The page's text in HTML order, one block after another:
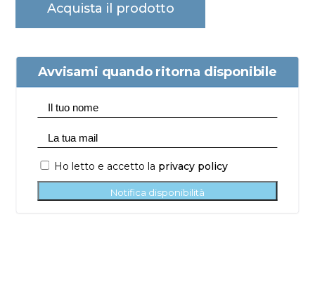
Acquista il prodotto
Avvisami quando ritorna disponibile
Ho letto e accetto la privacy policy
Notifica disponibilità